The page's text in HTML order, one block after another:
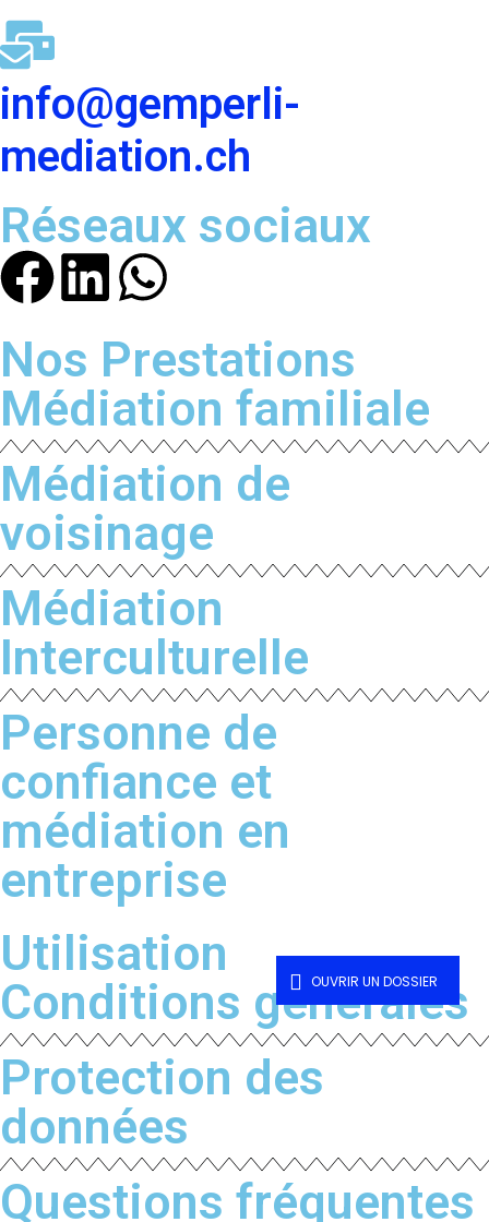
info@gemperli-
mediation.ch
Réseaux sociaux
Nos Prestations
Médiation familiale
Médiation de
voisinage
Médiation
Interculturelle
Personne de
confiance et
médiation en
entreprise
Utilisation
Conditions générales
Protection des
données
Questions fréquentes
OUVRIR UN DOSSIER